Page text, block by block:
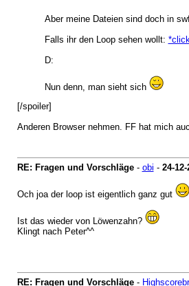
Aber meine Dateien sind doch in
Falls ihr den Loop sehen wollt:
D:
Nun denn, man sieht sich
[/spoiler]
Anderen Browser nehmen. FF hat mich
RE: Fragen und Vorschläge- obi - 24-12-
Och joa der loop ist eigentlich ganz gut
Ist das wieder von Löwenzahn?
Klingt nach Peter^^
RE: Fragen und Vorschläge-